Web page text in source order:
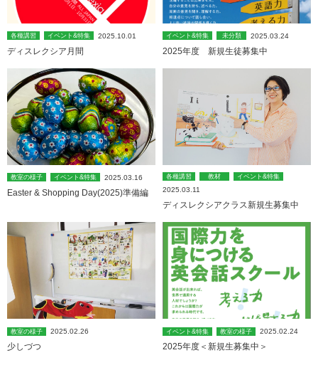
各種講習 イベント&特集 2025.10.01
ディスレクシア月間
イベント&特集 未分類 2025.03.24
2025年度 新規生徒募集中
教室の様子 イベント&特集 2025.03.16
Easter & Shopping Day(2025)準備編
各種講習 教材 イベント&特集
2025.03.11
ディスレクシアクラス新規生募集中
教室の様子 2025.02.26
少しづつ
イベント&特集 教室の様子 2025.02.24
2025年度＜新規生募集中＞